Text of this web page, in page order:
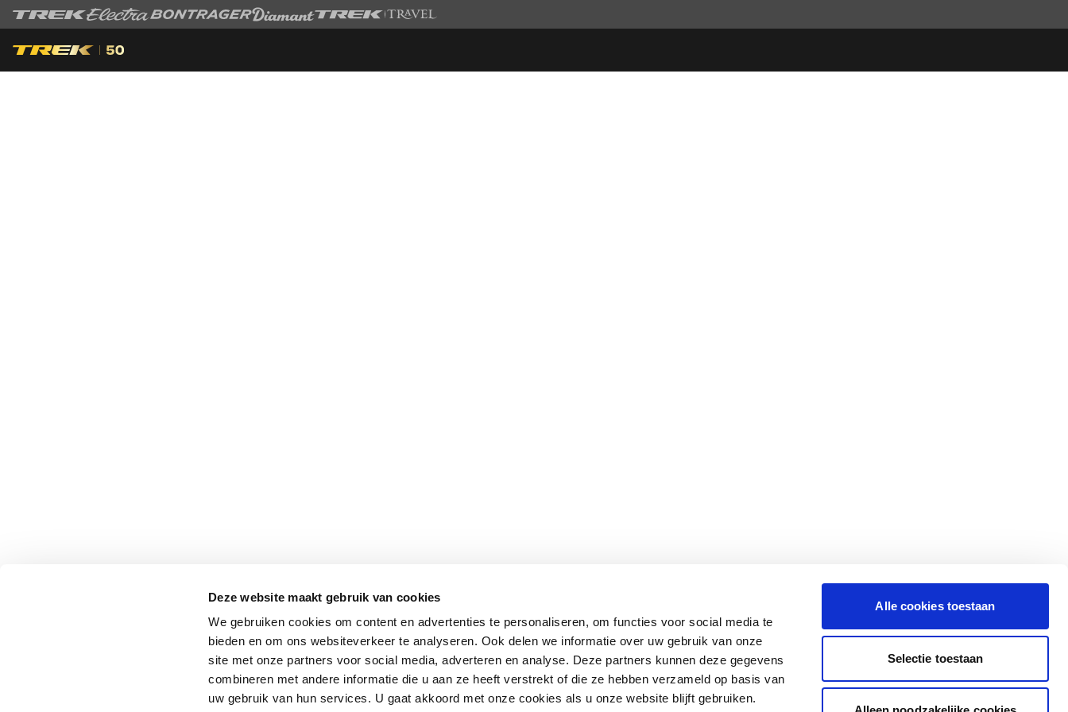
Deze website maakt gebruik van cookies
We gebruiken cookies om content en advertenties te personaliseren, om functies voor social media te
bieden en om ons websiteverkeer te analyseren. Ook delen we informatie over uw gebruik van onze
site met onze partners voor social media, adverteren en analyse. Deze partners kunnen deze gegevens
combineren met andere informatie die u aan ze heeft verstrekt of die ze hebben verzameld op basis van
uw gebruik van hun services. U gaat akkoord met onze cookies als u onze website blijft gebruiken.
Alle cookies toestaan
Selectie toestaan